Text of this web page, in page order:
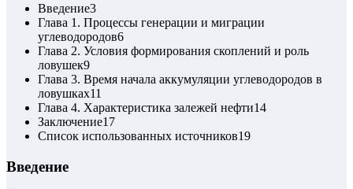
Введение3
Глава 1. Процессы генерации и миграции
углеводородов6
Глава 2. Условия формирования скоплений и роль
ловушек9
Глава 3. Время начала аккумуляции углеводородов в
ловушках11
Глава 4. Характеристика залежей нефти14
Заключение17
Список использованных источников19
Введение